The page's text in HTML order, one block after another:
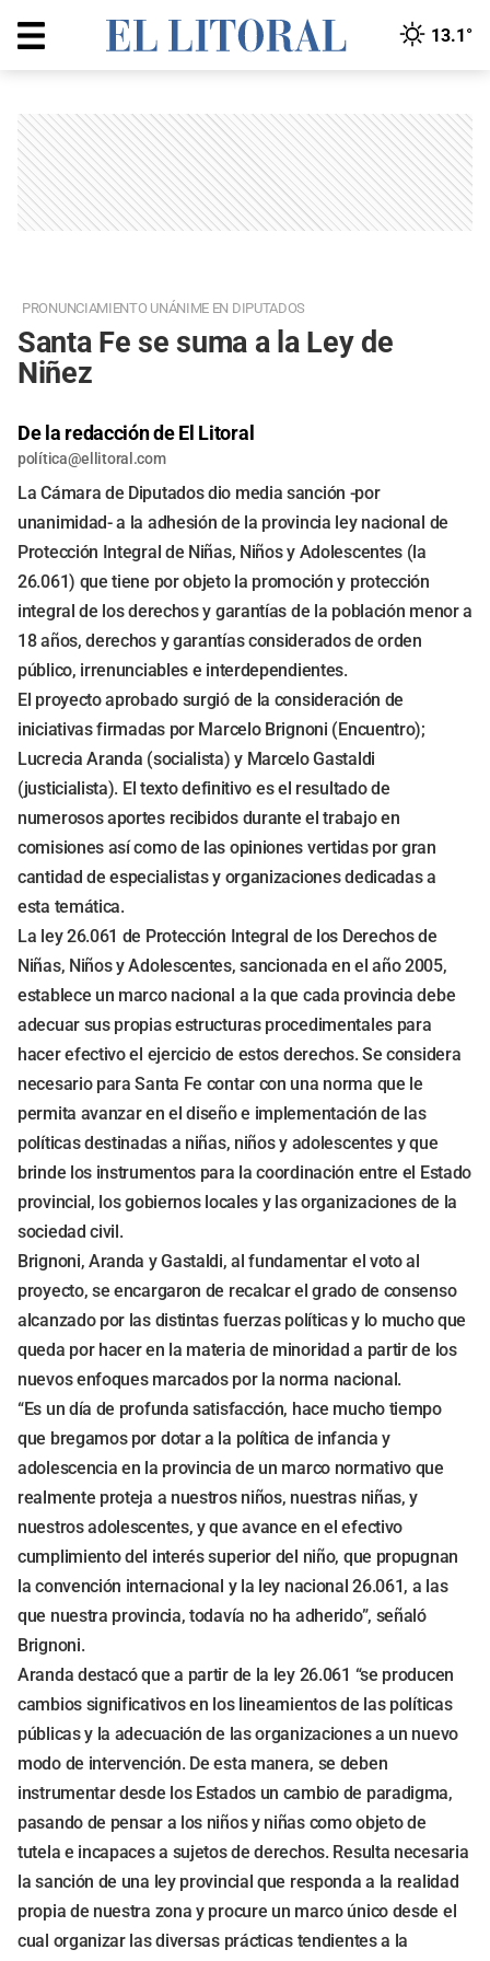
13.1°
PRONUNCIAMIENTO UNÁNIME EN DIPUTADOS
Santa Fe se suma a la Ley de
Niñez
De la redacción de El Litoral
política@ellitoral.com
La Cámara de Diputados dio media sanción -por
unanimidad- a la adhesión de la provincia ley nacional de
Protección Integral de Niñas, Niños y Adolescentes (la
26.061) que tiene por objeto la promoción y protección
integral de los derechos y garantías de la población menor a
18 años, derechos y garantías considerados de orden
público, irrenunciables e interdependientes.
El proyecto aprobado surgió de la consideración de
iniciativas firmadas por Marcelo Brignoni (Encuentro);
Lucrecia Aranda (socialista) y Marcelo Gastaldi
(justicialista). El texto definitivo es el resultado de
numerosos aportes recibidos durante el trabajo en
comisiones así como de las opiniones vertidas por gran
cantidad de especialistas y organizaciones dedicadas a
esta temática.
La ley 26.061 de Protección Integral de los Derechos de
Niñas, Niños y Adolescentes, sancionada en el año 2005,
establece un marco nacional a la que cada provincia debe
adecuar sus propias estructuras procedimentales para
hacer efectivo el ejercicio de estos derechos. Se considera
necesario para Santa Fe contar con una norma que le
permita avanzar en el diseño e implementación de las
políticas destinadas a niñas, niños y adolescentes y que
brinde los instrumentos para la coordinación entre el Estado
provincial, los gobiernos locales y las organizaciones de la
sociedad civil.
Brignoni, Aranda y Gastaldi, al fundamentar el voto al
proyecto, se encargaron de recalcar el grado de consenso
alcanzado por las distintas fuerzas políticas y lo mucho que
queda por hacer en la materia de minoridad a partir de los
nuevos enfoques marcados por la norma nacional.
“Es un día de profunda satisfacción, hace mucho tiempo
que bregamos por dotar a la política de infancia y
adolescencia en la provincia de un marco normativo que
realmente proteja a nuestros niños, nuestras niñas, y
nuestros adolescentes, y que avance en el efectivo
cumplimiento del interés superior del niño, que propugnan
la convención internacional y la ley nacional 26.061, a las
que nuestra provincia, todavía no ha adherido”, señaló
Brignoni.
Aranda destacó que a partir de la ley 26.061 “se producen
cambios significativos en los lineamientos de las políticas
públicas y la adecuación de las organizaciones a un nuevo
modo de intervención. De esta manera, se deben
instrumentar desde los Estados un cambio de paradigma,
pasando de pensar a los niños y niñas como objeto de
tutela e incapaces a sujetos de derechos. Resulta necesaria
la sanción de una ley provincial que responda a la realidad
propia de nuestra zona y procure un marco único desde el
cual organizar las diversas prácticas tendientes a la